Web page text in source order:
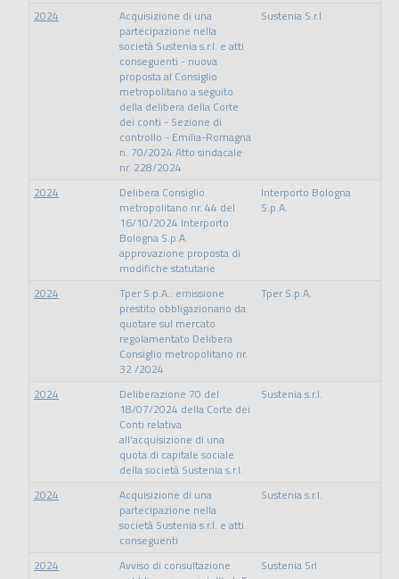
2024
Acquisizione di una
partecipazione nella
società Sustenia s.r.l. e atti
conseguenti - nuova
proposta al Consiglio
metropolitano a seguito
della delibera della Corte
dei conti - Sezione di
controllo - Emilia-Romagna
n. 70/2024 Atto sindacale
nr. 228/2024
Sustenia S.r.l
2024
Delibera Consiglio
metropolitano nr. 44 del
16/10/2024 Interporto
Bologna S.p.A.
approvazione proposta di
modifiche statutarie
Interporto Bologna
S.p.A.
2024
Tper S.p.A.: emissione
prestito obbligazionario da
quotare sul mercato
regolamentato Delibera
Consiglio metropolitano nr.
32 /2024
Tper S.p.A.
2024
Deliberazione 70 del
18/07/2024 della Corte dei
Conti relativa
all'acquisizione di una
quota di capitale sociale
della società Sustenia s.r.l.
Sustenia s.r.l.
2024
Acquisizione di una
partecipazione nella
società Sustenia s.r.l. e atti
conseguenti
Sustenia s.r.l.
2024
Avviso di consultazione
Sustenia Srl